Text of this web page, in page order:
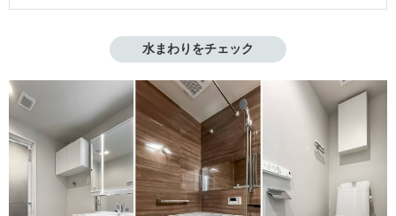
水まわりをチェック